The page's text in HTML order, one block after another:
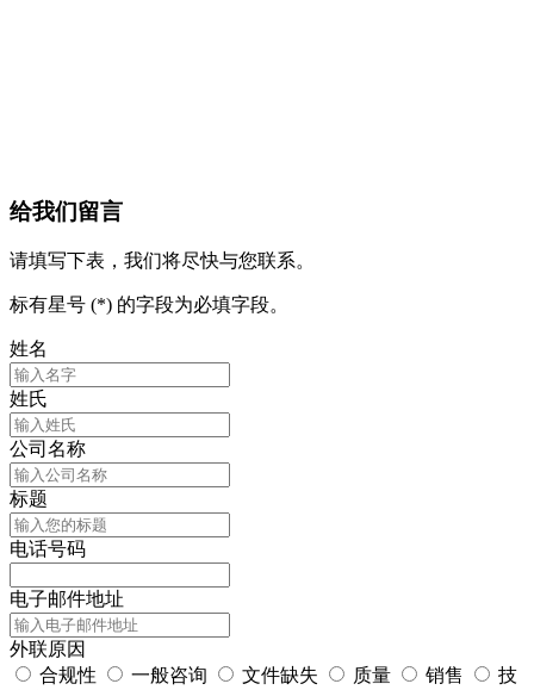
给我们留言
请填写下表，我们将尽快与您联系。
标有星号 (*) 的字段为必填字段。
姓名
姓氏
公司名称
标题
电话号码
电子邮件地址
外联原因
合规性
一般咨询 文件缺失 质量 销售
技